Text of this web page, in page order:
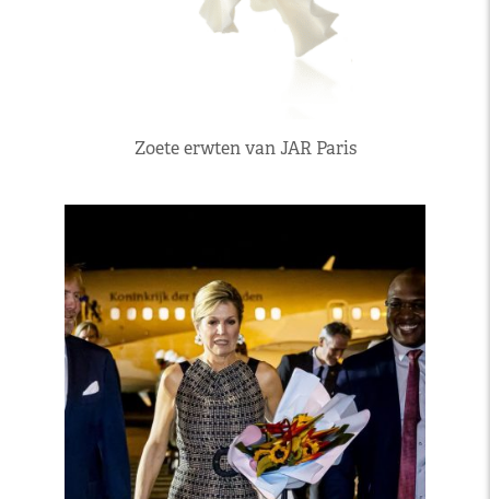
Zoete erwten van JAR Paris